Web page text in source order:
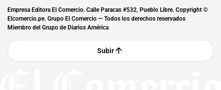
Empresa Editora El Comercio. Calle Paracas #532, Pueblo Libre. Copyright ©
Elcomercio.pe. Grupo El Comercio — Todos los derechos reservados
Miembro del Grupo de Diarios América
Subir